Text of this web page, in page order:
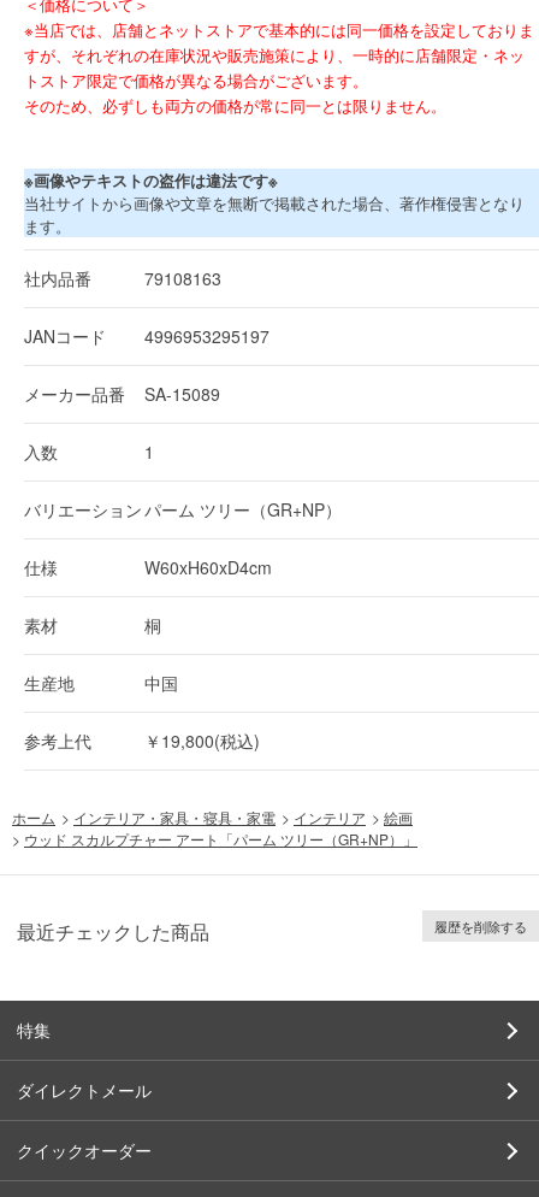
※当店では、店舗とネットストアで基本的には同一価格を設定しておりま
すが、それぞれの在庫状況や販売施策により、一時的に店舗限定・ネッ
トストア限定で価格が異なる場合がございます。
そのため、必ずしも両方の価格が常に同一とは限りません。
※画像やテキストの盗作は違法です※
当社サイトから画像や文章を無断で掲載された場合、著作権侵害となり
ます。
社内品番 79108163
JANコード 4996953295197
メーカー品番 SA-15089
入数 1
バリエーションパーム ツリー（GR+NP）
仕様 W60xH60xD4cm
素材 桐
生産地 中国
参考上代 ￥19,800(税込)
ホーム > インテリア・家具・寝具・家電 > インテリア > 絵画
> ウッド スカルプチャー アート「パーム ツリー（GR+NP）」
最近チェックした商品 履歴を削除する
特集
ダイレクトメール
クイックオーダー